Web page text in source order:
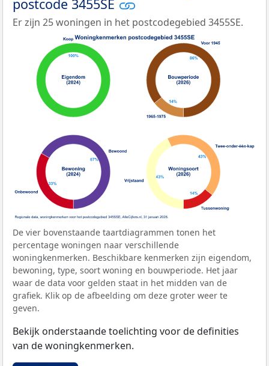
postcode 3455SE
Er zijn 25 woningen in het postcodegebied 3455SE.
De vier bovenstaande taartdiagrammen tonen het
percentage woningen naar verschillende
woningkenmerken. Beschikbare kenmerken zijn eigendom,
bewoning, type, soort woning en bouwperiode. Het jaar
waar de data voor gelden staat in het midden van de
grafiek. Klik op de afbeelding om deze groter weer te
geven.
Bekijk onderstaande toelichting voor de definities
van de woningkenmerken.